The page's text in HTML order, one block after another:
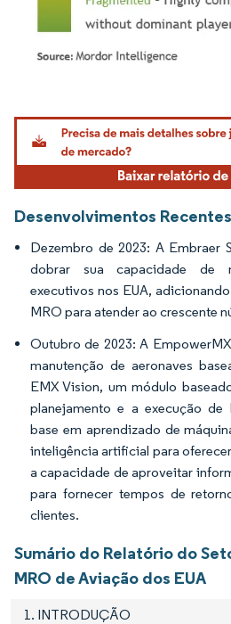
Imagem © Mordor Intelligence. O reuso
Desenvolvimentos
Dezembro de 2023: A Embraer
dobrar sua capacidade de
executivos nos EUA,
MRO para atender ao crescente
Outubro de 2023: A
manutenção de aeronaves
EMX Vision, um módulo
planejamento e a execução
base em aprendizado de
inteligência artificial para
a capacidade de aproveitar
para fornecer tempos de
clientes.
Sumário do Relatório do
MRO de Aviação dos EUA
1. INTRODUÇÃO